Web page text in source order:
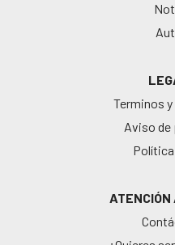
Terminos
Aviso de